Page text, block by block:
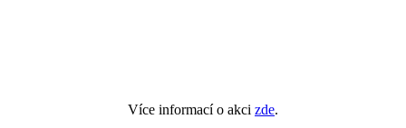
Více informací o akci zde.